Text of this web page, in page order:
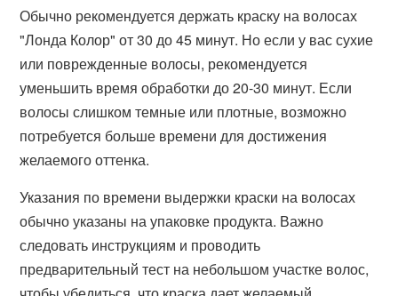
Обычно рекомендуется держать краску на волосах
"Лонда Колор" от 30 до 45 минут. Но если у вас сухие
или поврежденные волосы, рекомендуется
уменьшить время обработки до 20-30 минут. Если
волосы слишком темные или плотные, возможно
потребуется больше времени для достижения
желаемого оттенка.
Указания по времени выдержки краски на волосах
обычно указаны на упаковке продукта. Важно
следовать инструкциям и проводить
предварительный тест на небольшом участке волос,